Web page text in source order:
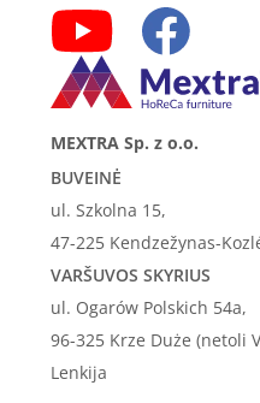
MEXTRA Sp. z o.o.
BUVEINĖ
ul. Szkolna 15,
47-225 Kendzežynas-
VARŠUVOS SKYRIUS
ul. Ogarów Polskich 54a,
96-325 Krze Duże (netoli
Lenkija